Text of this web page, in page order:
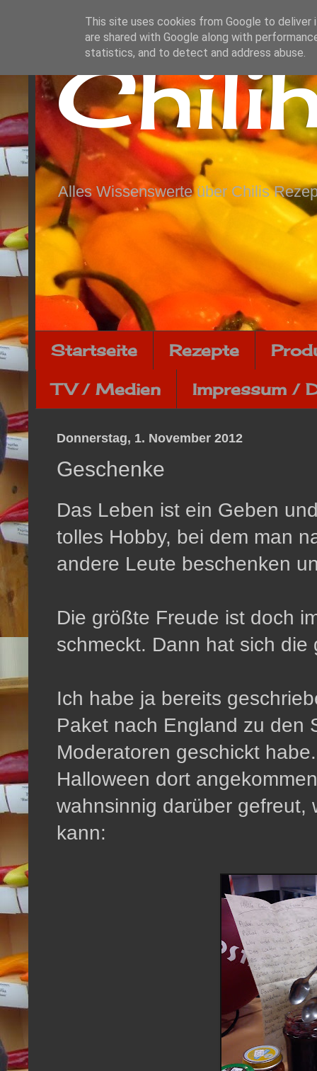
Alles Wissenswerte über Chilis
Startseite Rezepte
TV / Medien Impressum /
Donnerstag, 1. November 2012
Geschenke
Das Leben ist ein Geben
tolles Hobby, bei dem man
andere Leute beschenken
Die größte Freude ist doch
schmeckt. Dann hat sich die
Ich habe ja bereits
Paket nach England zu den
Moderatoren geschickt
Halloween dort
wahnsinnig darüber gefreut,
kann:
This site uses cookies from Google to deliver
are shared with Google along with
statistics, and to detect and address abuse.